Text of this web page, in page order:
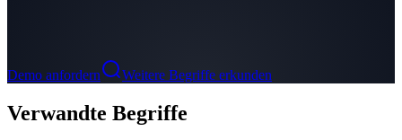
Demo anfordern Weitere Begriffe erkunden
Verwandte Begriffe